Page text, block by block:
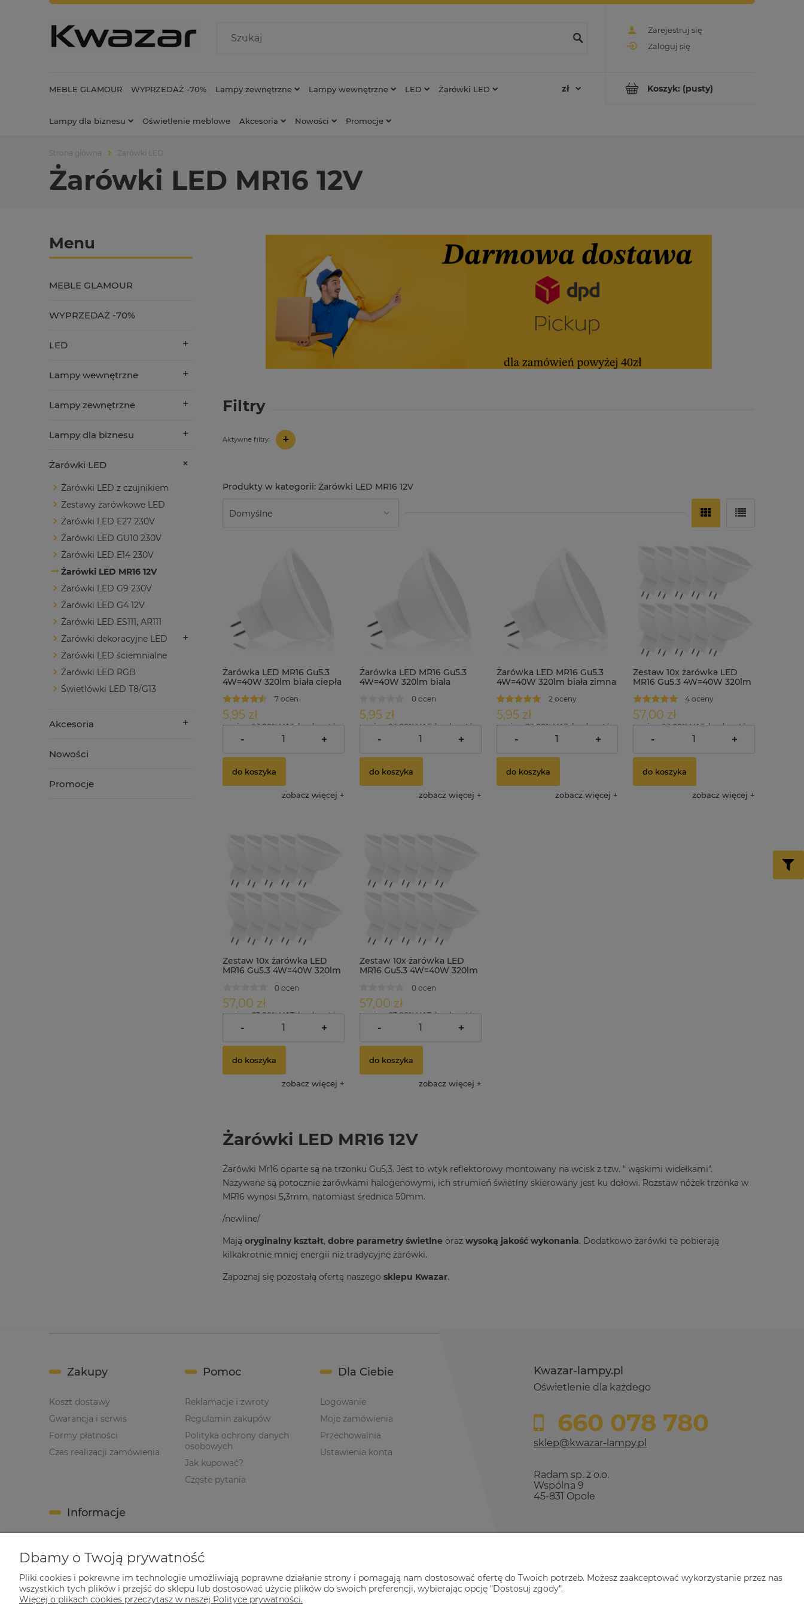
Zarejestruj się
Zaloguj się
Koszyk: (pusty)
MEBLE GLAMOUR WYPRZEDAŻ -70% Lampy zewnętrzne Lampy wewnętrzne LED Żarówki LED
Lampy dla biznesu Oświetlenie meblowe Akcesoria Nowości Promocje
Strona główna Żarówki LED
Żarówki LED MR16 12V
Menu
MEBLE GLAMOUR
WYPRZEDAŻ -70%
LED
Lampy wewnętrzne
Lampy zewnętrzne
Lampy dla biznesu
Żarówki LED
Żarówki LED z czujnikiem
Zestawy żarówkowe LED
Żarówki LED E27 230V
Żarówki LED GU10 230V
Żarówki LED E14 230V
Żarówki LED MR16 12V
Żarówki LED G9 230V
Żarówki LED G4 12V
Żarówki LED ES111, AR111
Żarówki dekoracyjne LED
Żarówki LED ściemnialne
Żarówki LED RGB
Świetlówki LED T8/G13
Akcesoria
Nowości
Promocje
Filtry
Aktywne filtry: +
Żarówki LED MR16 12V
Żarówka LED MR16 Gu5.3
4W=40W 320lm biała ciepła
7 ocen
5,95 zł
zawiera 23.00% VAT, bez kosztów
dostawy
- +
do koszyka
zobacz więcej
Żarówka LED MR16 Gu5.3
4W=40W 320lm biała
0 ocen
5,95 zł
zawiera 23.00% VAT, bez kosztów
dostawy
- +
do koszyka
zobacz więcej
Żarówka LED MR16 Gu5.3
4W=40W 320lm biała zimna
2 oceny
5,95 zł
zawiera 23.00% VAT, bez kosztów
dostawy
- +
do koszyka
zobacz więcej
Zestaw 10x żarówka LED
MR16 Gu5.3 4W=40W 320lm
4 oceny
57,00 zł
zawiera 23.00% VAT, bez kosztów
dostawy
- +
do koszyka
zobacz więcej
Zestaw 10x żarówka LED
MR16 Gu5.3 4W=40W 320lm
0 ocen
57,00 zł
zawiera 23.00% VAT, bez kosztów
dostawy
- +
do koszyka
zobacz więcej
Zestaw 10x żarówka LED
MR16 Gu5.3 4W=40W 320lm
0 ocen
57,00 zł
zawiera 23.00% VAT, bez kosztów
dostawy
- +
do koszyka
zobacz więcej
Żarówki LED MR16 12V
Żarówki Mr16 oparte są na trzonku Gu5,3. Jest to wtyk reflektorowy montowany na wcisk z tzw. " wąskimi widełkami".
Nazywane są potocznie żarówkami halogenowymi, ich strumień świetlny skierowany jest ku dołowi. Rozstaw nóżek trzonka w
MR16 wynosi 5,3mm, natomiast średnica 50mm.
/newline/
Mają oryginalny kształt, dobre parametry świetlne oraz wysoką jakość wykonania. Dodatkowo żarówki te pobierają
kilkakrotnie mniej energii niż tradycyjne żarówki.
Zapoznaj się pozostałą ofertą naszego sklepu Kwazar.
Kwazar-lampy.pl
Oświetlenie dla każdego
660 078 780
sklep@kwazar-lampy.pl
Radam sp. z o.o.
Wspólna 9
45-831 Opole
Zakupy
Koszt dostawy
Gwarancja i serwis
Formy płatności
Czas realizacji zamówienia
Pomoc
Reklamacje i zwroty
Regulamin zakupów
Polityka ochrony danych
osobowych
Jak kupować?
Częste pytania
Dla Ciebie
Logowanie
Moje zamówienia
Przechowalnia
Ustawienia konta
Informacje
Nota prawna
Kontakt
Blog
Dbamy o Twoją prywatność
Pliki cookies i pokrewne im technologie umożliwiają poprawne działanie strony i pomagają nam dostosować ofertę do Twoich potrzeb. Możesz zaakceptować wykorzystanie przez nas
wszystkich tych plików i przejść do sklepu lub dostosować użycie plików do swoich preferencji, wybierając opcję "Dostosuj zgody".
Więcej o plikach cookies przeczytasz w naszej Polityce prywatności.